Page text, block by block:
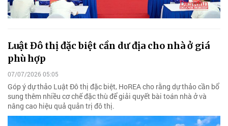
Luật Đô thị đặc biệt cần dư địa cho nhà ở giá
phù hợp
07/07/2026 05:05
Góp ý dự thảo Luật Đô thị đặc biệt, HoREA cho rằng dự thảo cần bổ
sung thêm nhiều cơ chế đặc thù để giải quyết bài toán nhà ở và
nâng cao hiệu quả quản trị đô thị.